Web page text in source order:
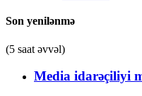
Son yenilənmə
(5 saat əvvəl)
Media idarəçiliyi